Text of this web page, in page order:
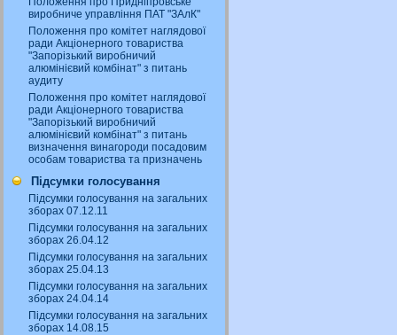
виробниче управління ПАТ "ЗАлК"
Положення про комітет наглядової
ради Акціонерного товариства
"Запорізький виробничий
алюмінієвий комбінат" з питань
аудиту
Положення про комітет наглядової
ради Акціонерного товариства
"Запорізький виробничий
алюмінієвий комбінат" з питань
визначення винагороди посадовим
особам товариства та призначень
Підсумки голосування
Підсумки голосування на загальних
зборах 07.12.11
Підсумки голосування на загальних
зборах 26.04.12
Підсумки голосування на загальних
зборах 25.04.13
Підсумки голосування на загальних
зборах 24.04.14
Підсумки голосування на загальних
зборах 14.08.15